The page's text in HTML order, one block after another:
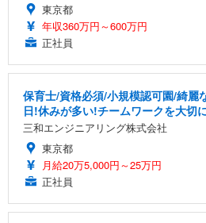
東京都
年収360万円～600万円
正社員
保育士/資格必須/小規模認可園/綺麗
日!休みが多い!チームワークを大切
三和エンジニアリング株式会社
東京都
月給20万5,000円～25万円
正社員